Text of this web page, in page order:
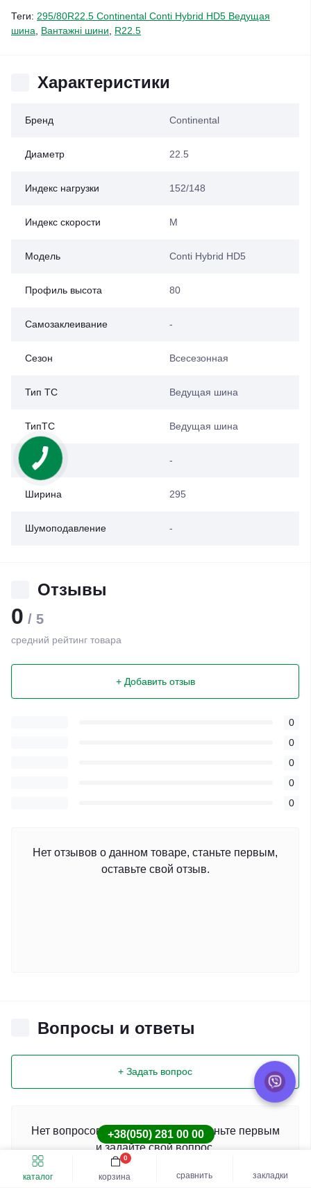
каталог сравнить закладки
корзина
0
Быстрый заказ
Теги: 295/80R22.5 Continental Conti Hybrid HD5 Ведущая
шина
Вантажні шини R22.5
Характеристики
Бренд Continental
Диаметр 22.5
Индекс нагрузки 152/148
Индекс скорости M
Модель Conti Hybrid HD5
Профиль высота 80
Самозаклеивание -
Сезон Всесезонная
Тип ТС Ведущая шина
ТипТС Ведущая шина
Шип -
Ширина 295
Шумоподавление -
Отзывы
0 / 5
средний рейтинг товара
+ Добавить отзыв
0
0
0
0
0
Нет отзывов о данном товаре, станьте первым,
оставьте свой отзыв.
Вопросы и ответы
+ Задать вопрос
Нет вопросов о данном товаре, станьте первым
и задайте свой вопрос.
+38(050) 281 00 00